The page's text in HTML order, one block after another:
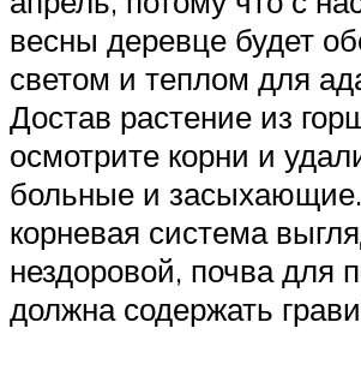
весны деревце будет
светом и теплом для
Достав растение из
осмотрите корни и
больные и
корневая система
нездоровой, почва для
должна содержать